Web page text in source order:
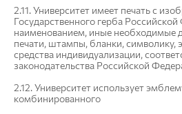
2.11. Университет имеет печать с
Государственного герба
наименованием, иные необходимые
печати, штампы, бланки, символику,
средства индивидуализации,
законодательства Российской
2.12. Университет использует
комбинированного